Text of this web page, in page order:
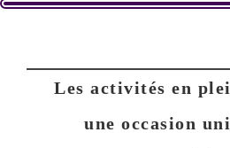
Les activités en
une occasion